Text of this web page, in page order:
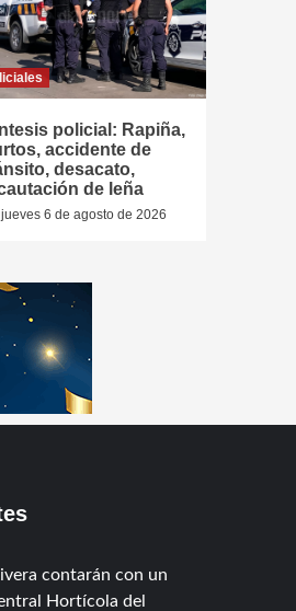
policial: Rapiña,
accidente de
desacato,
de leña
jueves 6 de agosto de 2026
contarán con un
Hortícola del